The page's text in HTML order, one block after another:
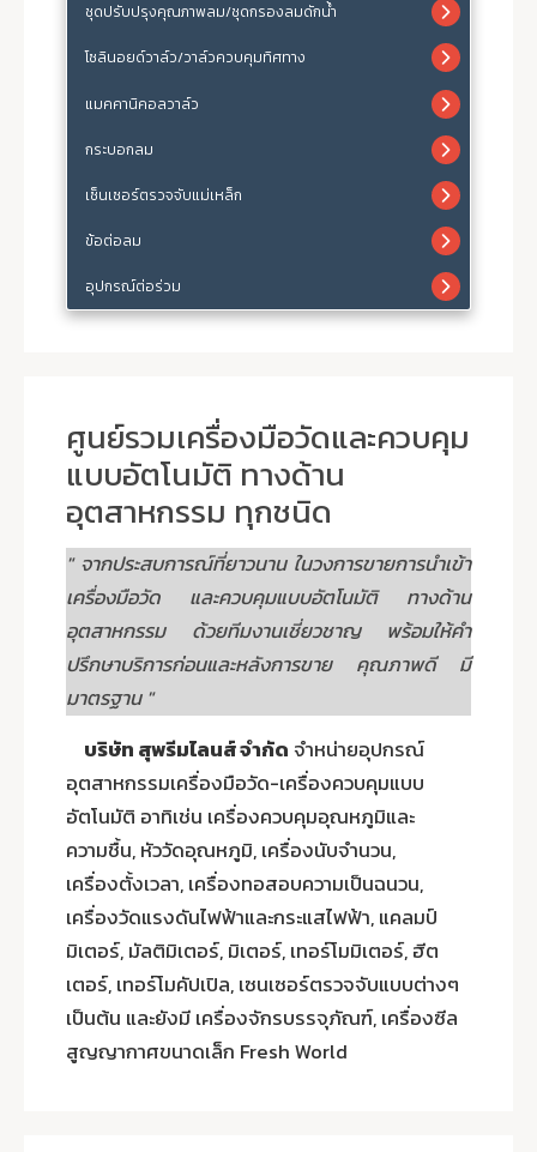
ชุดปรับปรุงคุณภาพลม/ชุดกรองลมดักน้ำ
โซลินอยด์วาล์ว/วาล์วควบคุมทิศทาง
แมคคานิคอลวาล์ว
กระบอกลม
เซ็นเซอร์ตรวจจับแม่เหล็ก
ข้อต่อลม
อุปกรณ์ต่อร่วม
ศูนย์รวมเครื่องมือวัดและควบคุม
แบบอัตโนมัติ ทางด้าน
อุตสาหกรรม ทุกชนิด
" จากประสบการณ์ที่ยาวนาน ในวงการขายการนำเข้า
เครื่องมือวัด และควบคุมแบบอัตโนมัติ ทางด้าน
อุตสาหกรรม ด้วยทีมงานเชี่ยวชาญ พร้อมให้คำ
ปรึกษาบริการก่อนและหลังการขาย คุณภาพดี มี
มาตรฐาน "
บริษัท สุพรีมไลนส์ จำกัด จำหน่ายอุปกรณ์
อุตสาหกรรมเครื่องมือวัด-เครื่องควบคุมแบบ
อัตโนมัติ อาทิเช่น เครื่องควบคุมอุณหภูมิและ
ความชื้น, หัววัดอุณหภูมิ, เครื่องนับจำนวน,
เครื่องตั้งเวลา, เครื่องทอสอบความเป็นฉนวน,
เครื่องวัดแรงดันไฟฟ้าและกระแสไฟฟ้า, แคลมป์
มิเตอร์, มัลติมิเตอร์, มิเตอร์, เทอร์โมมิเตอร์, ฮีต
เตอร์, เทอร์โมคัปเปิล, เซนเซอร์ตรวจจับแบบต่างๆ
เป็นต้น และยังมี เครื่องจักรบรรจุภัณฑ์, เครื่องซีล
สูญญากาศขนาดเล็ก Fresh World